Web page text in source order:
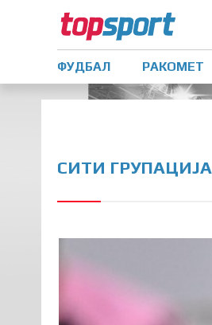
ФУДБАЛ РАКОМЕТ
СИТИ ГРУПАЦИЈА